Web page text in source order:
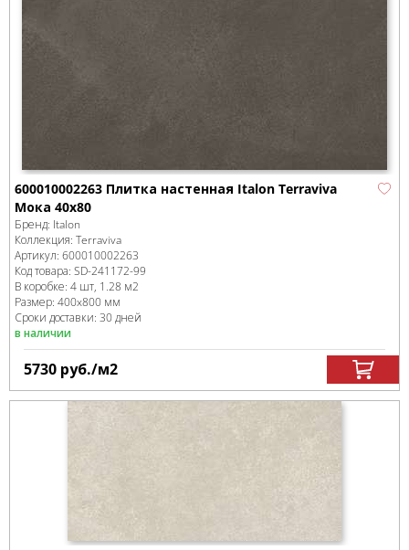
600010002263 Плитка настенная Italon Terraviva
Мока 40x80
Бренд: Italon
Коллекция: Terraviva
Артикул: 600010002263
Код товара: SD-241172-99
В коробке: 4 шт, 1.28 м2
Размер: 400x800 мм
Сроки доставки: 30 дней
в наличии
5730 руб./м2